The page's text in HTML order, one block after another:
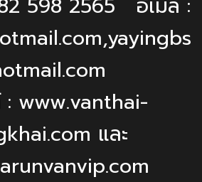
: www.vanthai-
และ